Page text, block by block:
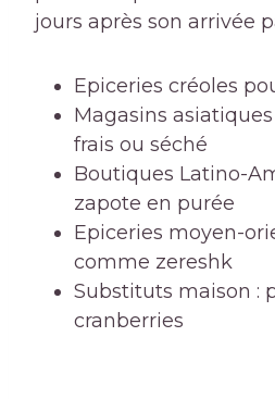
jours après son arrivée
Epiceries créoles
Magasins
frais ou séché
Boutiques Latino-
zapote en purée
Epiceries moyen-
comme zereshk
Substituts maison :
cranberries